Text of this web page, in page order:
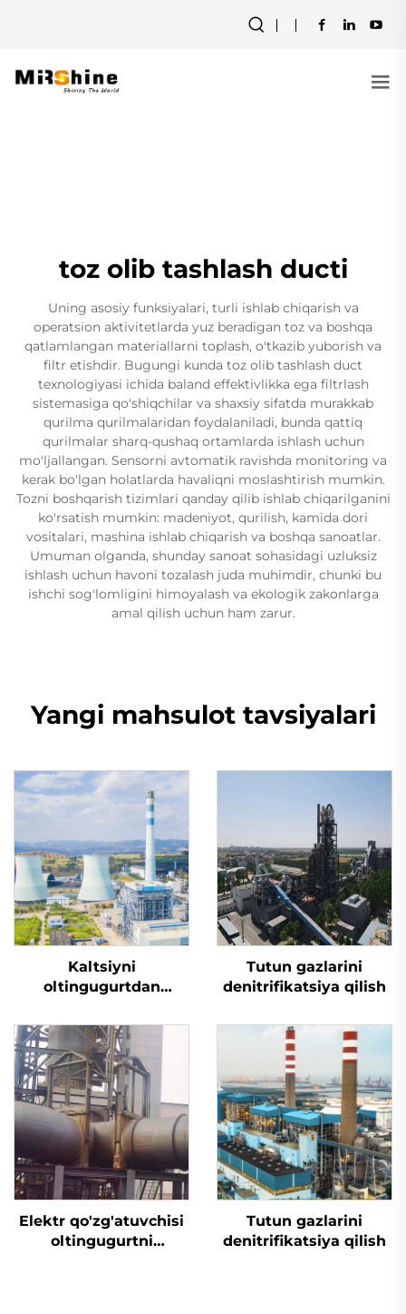
toz olib tashlash ducti
Uning asosiy funksiyalari, turli ishlab chiqarish va
operatsion aktivitetlarda yuz beradigan toz va boshqa
qatlamlangan materiallarni toplash, o'tkazib yuborish va
filtr etishdir. Bugungi kunda toz olib tashlash duct
texnologiyasi ichida baland effektivlikka ega filtrlash
sistemasiga qo'shiqchilar va shaxsiy sifatda murakkab
qurilma qurilmalaridan foydalaniladi, bunda qattiq
qurilmalar sharq-qushaq ortamlarda ishlash uchun
mo'ljallangan. Sensorni avtomatik ravishda monitoring va
kerak bo'lgan holatlarda havaliqni moslashtirish mumkin.
Tozni boshqarish tizimlari qanday qilib ishlab chiqarilganini
ko'rsatish mumkin: madeniyot, qurilish, kamida dori
vositalari, mashina ishlab chiqarish va boshqa sanoatlar.
Umuman olganda, shunday sanoat sohasidagi uzluksiz
ishlash uchun havoni tozalash juda muhimdir, chunki bu
ishchi sog'lomligini himoyalash va ekologik zakonlarga
amal qilish uchun ham zarur.
Yangi mahsulot tavsiyalari
Kaltsiyni
oltingugurtdan
Tutun gazlarini
denitrifikatsiya qilish
Elektr qo'zg'atuvchisi
oltingugurtni
Tutun gazlarini
denitrifikatsiya qilish